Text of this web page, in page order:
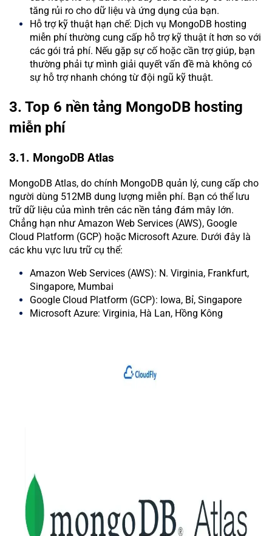
tăng rủi ro cho dữ liệu và ứng dụng của bạn.
Hỗ trợ kỹ thuật hạn chế: Dịch vụ MongoDB hosting
miễn phí thường cung cấp hỗ trợ kỹ thuật ít hơn so với
các gói trả phí. Nếu gặp sự cố hoặc cần trợ giúp, bạn
thường phải tự mình giải quyết vấn đề mà không có
sự hỗ trợ nhanh chóng từ đội ngũ kỹ thuật.
3. Top 6 nền tảng MongoDB hosting
miễn phí
3.1. MongoDB Atlas
MongoDB Atlas, do chính MongoDB quản lý, cung cấp cho
người dùng 512MB dung lượng miễn phí. Bạn có thể lưu
trữ dữ liệu của mình trên các nền tảng đám mây lớn.
Chẳng hạn như Amazon Web Services (AWS), Google
Cloud Platform (GCP) hoặc Microsoft Azure. Dưới đây là
các khu vực lưu trữ cụ thể:
Amazon Web Services (AWS): N. Virginia, Frankfurt,
Singapore, Mumbai
Google Cloud Platform (GCP): Iowa, Bỉ, Singapore
Microsoft Azure: Virginia, Hà Lan, Hồng Kông